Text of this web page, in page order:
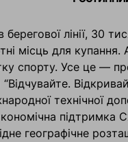
лінії, 30
місць для купання.
спорту. Усе це —
технічної
підтримка
географічне